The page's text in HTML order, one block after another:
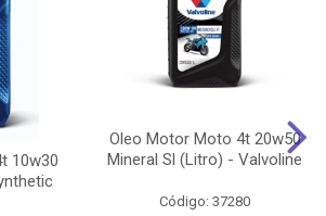
10w30
Oleo Motor Moto 4t 20w50
Mineral Sl (Litro) - Valvoline
Código: 37280